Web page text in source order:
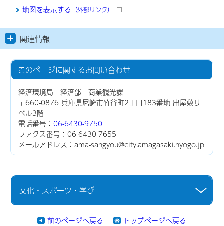
地図を表示する （外部リンク）
関連情報
このページに関するお問い合わせ
経済環境局 経済部 商業観光課
〒660-0876 兵庫県尼崎市竹谷町2丁目183番地 出屋敷リ
ベル3階
電話番号：06-6430-9750
ファクス番号：06-6430-7655
メールアドレス：ama-sangyou@city.amagasaki.hyogo.jp
文化・スポーツ・学び
前のページへ戻る トップページへ戻る